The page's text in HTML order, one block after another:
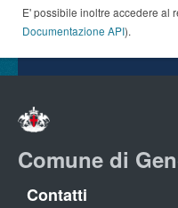
E' possibile inoltre accedere al
Documentazione API).
Comune di
Contatti